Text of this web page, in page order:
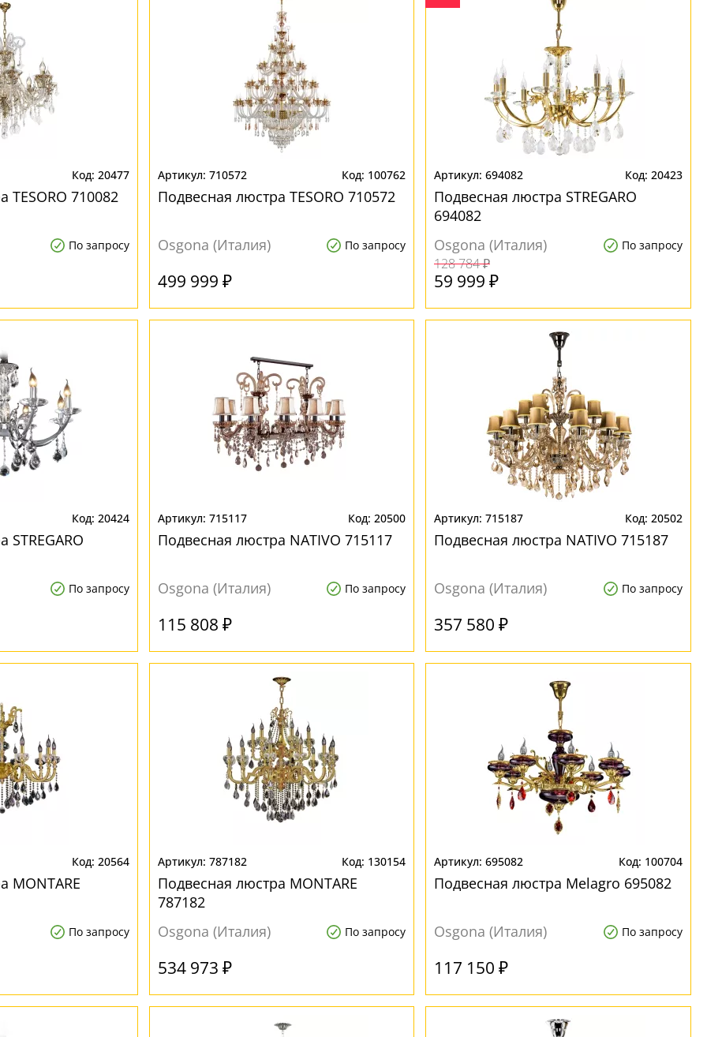
20477
TESORO 710082
По запросу
710572 100762
Подвесная люстра TESORO 710572
Osgona (Италия) По запросу
499 999 ₽
694082 20423
Подвесная люстра STREGARO
694082
Osgona (Италия)
По запросу
128 784 ₽
59 999 ₽
20424
STREGARO
По запросу
715117 20500
Подвесная люстра NATIVO 715117
Osgona (Италия) По запросу
115 808 ₽
715187 20502
Подвесная люстра NATIVO 715187
Osgona (Италия) По запросу
357 580 ₽
20564
MONTARE
По запросу
787182 130154
Подвесная люстра MONTARE
787182
Osgona (Италия)
По запросу
534 973 ₽
695082 100704
Подвесная люстра Melagro 695082
Osgona (Италия) По запросу
117 150 ₽